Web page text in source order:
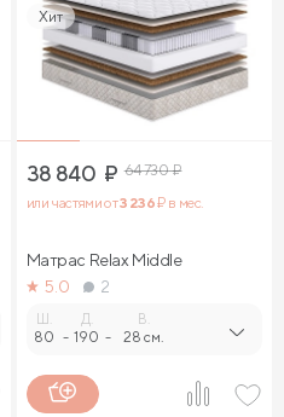
Хит
38 840 ₽ 64 730₽
или частями от3 236₽ в мес.
Матрас Relax Middle
5.0
2
Ш.
80 -
Д.
190 -
В.
28 см.